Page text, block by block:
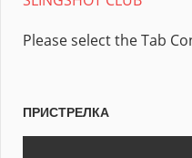
Please select the Tab
ПРИСТРЕЛКА